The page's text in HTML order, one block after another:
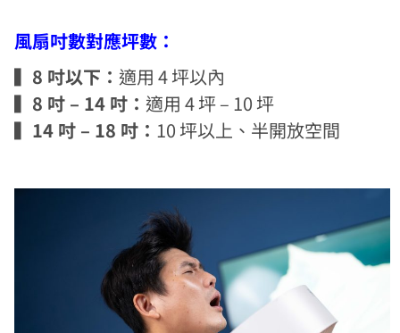
風扇吋數對應坪數：
▍8 吋以下： 適用 4 坪以內
▍8 吋 – 14 吋： 適用 4 坪 – 10 坪
▍14 吋 – 18 吋： 10 坪以上、半開放空間